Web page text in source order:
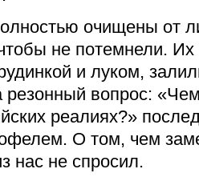
очищены от
не потемнели.
и луком,
резонный вопрос:
реалиях?»
О том, чем
нас не спросил.